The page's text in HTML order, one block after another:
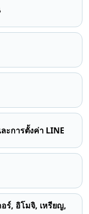
ะการตั้งค่า LINE
ร์, อิโมจิ, เหรียญ,